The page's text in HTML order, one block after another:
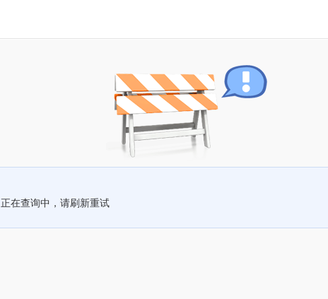
正在查询中，请刷新重试